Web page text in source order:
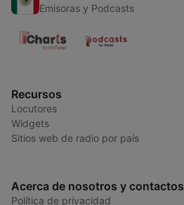
Emisoras y Podcasts
Recursos
Locutores
Widgets
Sitios web de radio por país
Acerca de nosotros y contactos
Política de privacidad